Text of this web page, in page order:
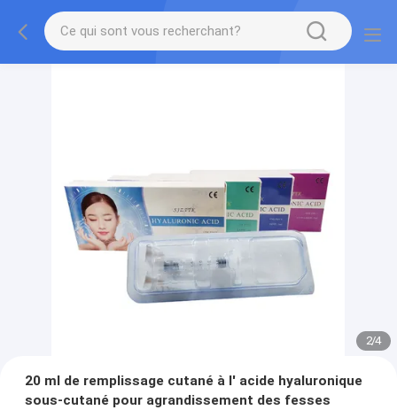
2/4
20 ml de remplissage cutané à l' acide hyaluronique
sous-cutané pour agrandissement des fesses